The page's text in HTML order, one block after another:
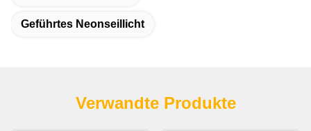
Geführtes Neonseillicht
Verwandte Produkte